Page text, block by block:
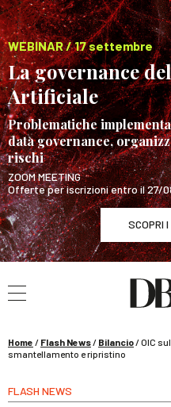
WEBINAR / 17 settembre
La governance
Artificiale
Problematiche
data governance,
rischi
ZOOM MEETING
Offerte per iscrizioni entro il 27/
SCOPRI
WEBINAR /
La governance
Home / Flash News/ Bilancio/OIC
smantellamento e ripristino
FLASH NEWS